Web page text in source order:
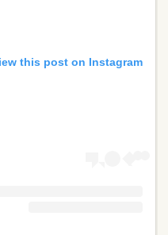
View this post on Instagram